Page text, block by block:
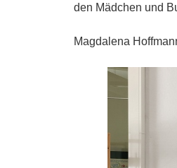
den Mädchen und
Magdalena